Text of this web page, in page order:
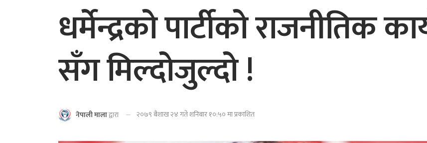
धर्मेन्द्रको पार्टीको राजनीतिक
सँग मिल्दोजुल्दो !
नेपाली मालाद्वारा २०७९ बैशाख २४ गते शनिबार १०:५० मा प्रकाशित